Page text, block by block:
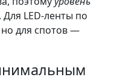
Для LED-ленты по
для спотов —